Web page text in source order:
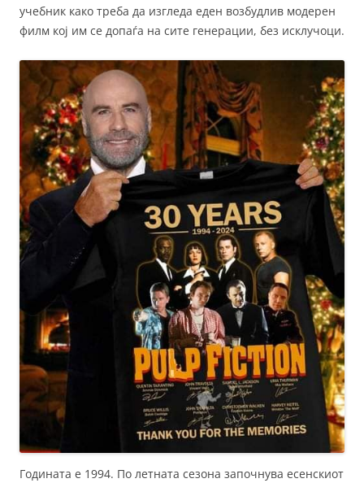
учебник како треба да изгледа еден возбудлив модерен
филм кој им се допаѓа на сите генерации, без исклучоци.
Годината е 1994. По летната сезона започнува есенскиот